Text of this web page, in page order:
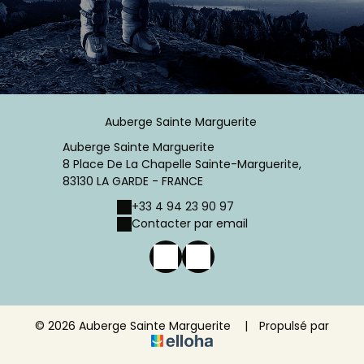
Auberge Sainte Marguerite
Auberge Sainte Marguerite
8 Place De La Chapelle Sainte-Marguerite,
83130 LA GARDE - FRANCE
+33 4 94 23 90 97
Contacter par email
© 2026 Auberge Sainte Marguerite | Propulsé par